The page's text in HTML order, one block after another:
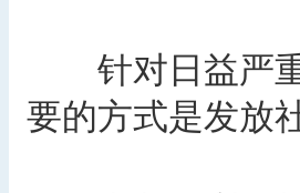
针对日益严重
要的方式是发放